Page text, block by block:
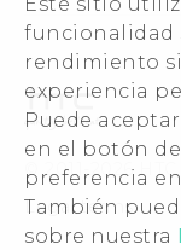
funcionalidad
rendimiento
experiencia
Puede
en el botón
preferencia
También
sobre nuestra
VIVE
VIVEPORT
VIVE
ESG
Seguridad del
Inversores
Normas de
Código de
Trabaja con
© 2011-2026
Legal terms